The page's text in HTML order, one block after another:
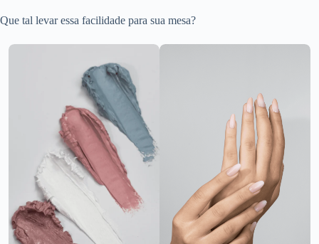
Que tal levar essa facilidade para sua mesa?